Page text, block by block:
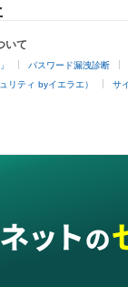
いて
パスワード漏洩診断
リティ byイエラエ） サ